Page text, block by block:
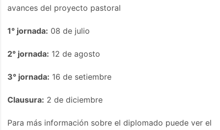
avances del proyecto pastoral
1° jornada: 08 de julio
2° jornada: 12 de agosto
3° jornada: 16 de setiembre
Clausura: 2 de diciembre
Para más información sobre el diplomado puede ver el